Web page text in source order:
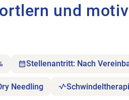
und
Stellenantritt: Nach
Needling